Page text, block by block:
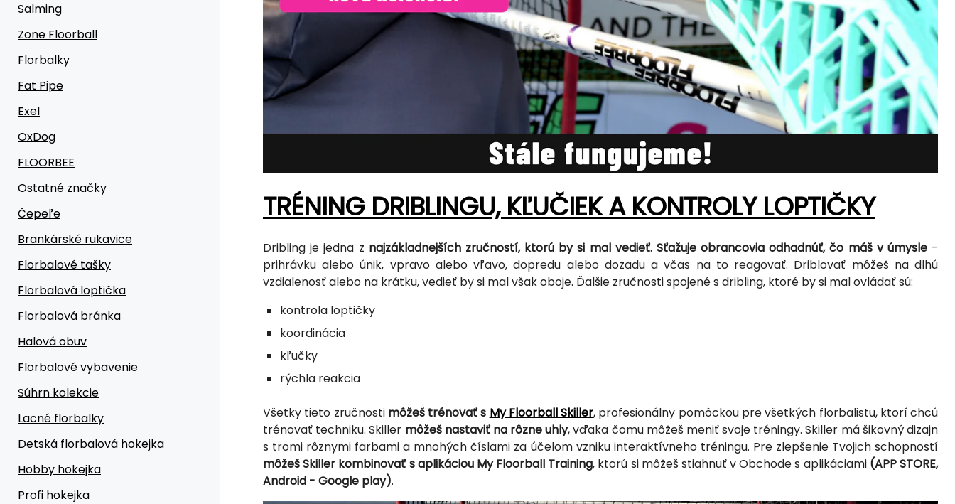
Salming
Zone Floorball
Florbalky
Fat Pipe
Exel
OxDog
FLOORBEE
Ostatné značky
Čepeľe
Brankárské rukavice
Florbalové tašky
Florbalová loptička
Florbalová bránka
Halová obuv
Florbalové vybavenie
Súhrn kolekcie
Lacné florbalky
Detská florbalová hokejka
Hobby hokejka
Profi hokejka
TRÉNING DRIBLINGU, KĽUČIEK A KONTROLY LOPTIČKY
Dribling je jedna z najzákladnejších zručností, ktorú by si mal vedieť. Sťažuje obrancovia odhadnúť, čo máš v úmysle-
prihrávku alebo únik, vpravo alebo vľavo, dopredu alebo dozadu a včas na to reagovať. Driblovať môžeš na dlhú
vzdialenosť alebo na krátku, vedieť by si mal však oboje. Ďalšie zručnosti spojené s dribling, ktoré by si mal ovládať sú:
kontrola loptičky
koordinácia
kľučky
rýchla reakcia
Všetky tieto zručnosti môžeš trénovať s My Floorball Skiller, profesionálny pomôckou pre všetkých florbalistu, ktorí chcú
trénovať techniku. Skiller môžeš nastaviť na rôzne uhly, vďaka čomu môžeš meniť svoje tréningy. Skiller má šikovný dizajn
s tromi rôznymi farbami a mnohých číslami za účelom vzniku interaktívneho tréningu. Pre zlepšenie Tvojich schopností
môžeš Skiller kombinovať s aplikáciou My Floorball Training, ktorú si môžeš stiahnuť v Obchode s aplikáciami (APP STORE,
Android - Google play).